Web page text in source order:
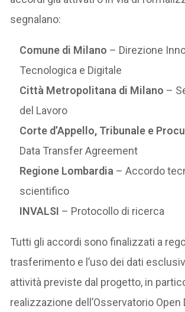
segnalano:
Comune di Milano – Direzione
Tecnologica e Digitale
Città Metropolitana di Milano –
del Lavoro
Corte d’Appello, Tribunale e
Data Transfer Agreement
Regione Lombardia – Accordo
scientifico
INVALSI – Protocollo di ricerca
Tutti gli accordi sono finalizzati a
trasferimento e l’uso dei dati
attività previste dal progetto, in
realizzazione dell’Osservatorio Open